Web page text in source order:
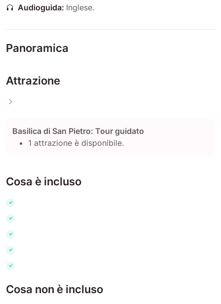
Audioguida: Inglese.
Panoramica
Attrazione
Basilica di San Pietro: Tour guidato
1 attrazione è disponibile.
Cosa è incluso
Cosa non è incluso